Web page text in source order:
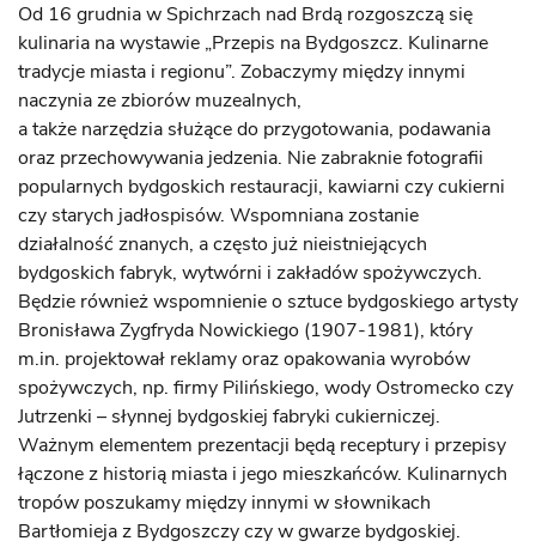
Od 16 grudnia w Spichrzach nad Brdą rozgoszczą się
kulinaria na wystawie „Przepis na Bydgoszcz. Kulinarne
tradycje miasta i regionu”. Zobaczymy między innymi
naczynia ze zbiorów muzealnych,
a także narzędzia służące do przygotowania, podawania
oraz przechowywania jedzenia. Nie zabraknie fotografii
popularnych bydgoskich restauracji, kawiarni czy cukierni
czy starych jadłospisów. Wspomniana zostanie
działalność znanych, a często już nieistniejących
bydgoskich fabryk, wytwórni i zakładów spożywczych.
Będzie również wspomnienie o sztuce bydgoskiego artysty
Bronisława Zygfryda Nowickiego (1907-1981), który
m.in. projektował reklamy oraz opakowania wyrobów
spożywczych, np. firmy Pilińskiego, wody Ostromecko czy
Jutrzenki – słynnej bydgoskiej fabryki cukierniczej.
Ważnym elementem prezentacji będą receptury i przepisy
łączone z historią miasta i jego mieszkańców. Kulinarnych
tropów poszukamy między innymi w słownikach
Bartłomieja z Bydgoszczy czy w gwarze bydgoskiej.